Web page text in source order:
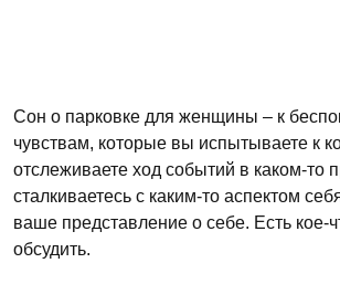
Сон о парковке для женщины – к
чувствам, которые вы испытываете к
отслеживаете ход событий в каком-то
сталкиваетесь с каким-то аспектом
ваше представление о себе. Есть кое-
обсудить.